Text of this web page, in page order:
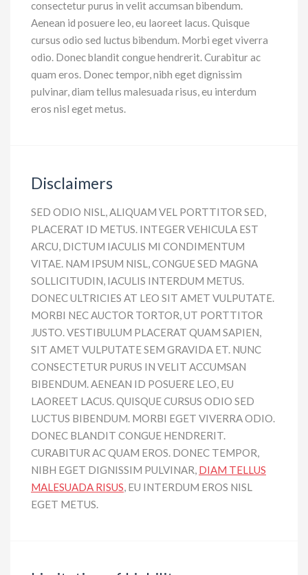
consectetur purus in velit accumsan bibendum.
Aenean id posuere leo, eu laoreet lacus. Quisque
cursus odio sed luctus bibendum. Morbi eget viverra
odio. Donec blandit congue hendrerit. Curabitur ac
quam eros. Donec tempor, nibh eget dignissim
pulvinar, diam tellus malesuada risus, eu interdum
eros nisl eget metus.
Disclaimers
SED ODIO NISL, ALIQUAM VEL PORTTITOR SED,
PLACERAT ID METUS. INTEGER VEHICULA EST
ARCU, DICTUM IACULIS MI CONDIMENTUM
VITAE. NAM IPSUM NISL, CONGUE SED MAGNA
SOLLICITUDIN, IACULIS INTERDUM METUS.
DONEC ULTRICIES AT LEO SIT AMET VULPUTATE.
MORBI NEC AUCTOR TORTOR, UT PORTTITOR
JUSTO. VESTIBULUM PLACERAT QUAM SAPIEN,
SIT AMET VULPUTATE SEM GRAVIDA ET. NUNC
CONSECTETUR PURUS IN VELIT ACCUMSAN
BIBENDUM. AENEAN ID POSUERE LEO, EU
LAOREET LACUS. QUISQUE CURSUS ODIO SED
LUCTUS BIBENDUM. MORBI EGET VIVERRA ODIO.
DONEC BLANDIT CONGUE HENDRERIT.
CURABITUR AC QUAM EROS. DONEC TEMPOR,
NIBH EGET DIGNISSIM PULVINAR, DIAM TELLUS
MALESUADA RISUS, EU INTERDUM EROS NISL
EGET METUS.